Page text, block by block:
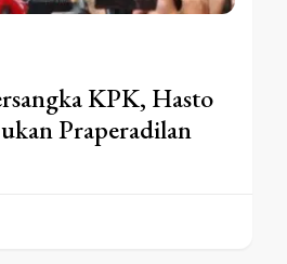
KPK, Hasto
Praperadilan